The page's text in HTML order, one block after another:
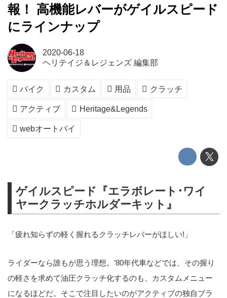
報！ 高機能レバーがゲイルスピード
にラインナップ
2020-06-18
ヘリテイジ＆レジェンズ 編集部
バイク カスタム 用品 クラッチ
アクティブ Heritage&Legends
webオートバイ
ゲイルスピード『エラボレート･ワイ
ヤークラッチホルダーキット』
「疲れ知らずの軽く握れるクラッチレバーがほしい!」
ライダーなら誰もが思う理想。’80年代車などでは、その握り
の軽さを求めて油圧クラッチ化するのも、カスタムメニュー
になるほどだ。そこで注目したいのがアクティブの独自ブラ